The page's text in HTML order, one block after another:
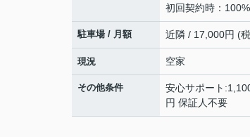
初回契約時：
駐車場 / 月額 近隣 / 17,000円 (
現況 空家
その他条件
安心サポート
円 保証人不要